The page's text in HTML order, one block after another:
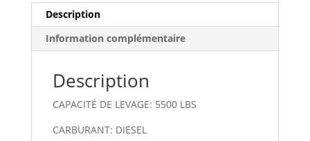
Description
Information complémentaire
Description
CAPACITÉ DE LEVAGE: 5500 LBS
CARBURANT: DIESEL